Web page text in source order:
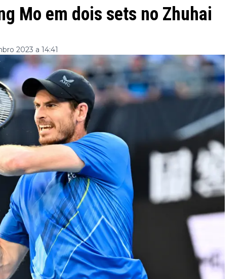
Mo em dois sets no Zhuhai
2023 a 14:41